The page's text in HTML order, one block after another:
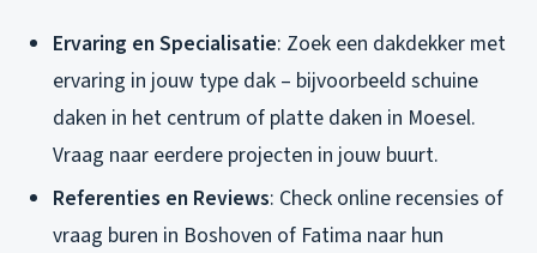
Ervaring en Specialisatie: Zoek een dakdekker met
ervaring in jouw type dak – bijvoorbeeld schuine
daken in het centrum of platte daken in Moesel.
Vraag naar eerdere projecten in jouw buurt.
Referenties en Reviews: Check online recensies of
vraag buren in Boshoven of Fatima naar hun